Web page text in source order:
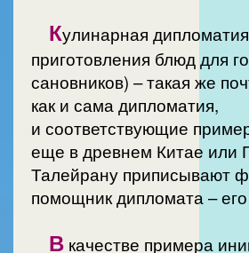
Кулинарная
приготовления блюд для
сановников) – такая же
как и сама дипломатия,
и соответствующие
еще в древнем Китае или
Талейрану приписывают
помощник дипломата –
В качестве примера